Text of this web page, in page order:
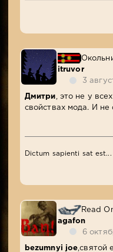
itruvor
3
Дмитри, это не у
свойствах мода. И не
Dictum sapienti sat est...
Read
agafon
6
bezumnyi joe ,святой